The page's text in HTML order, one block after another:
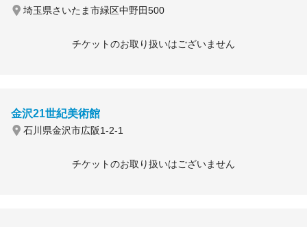
埼玉県さいたま市緑区中野田500
チケットのお取り扱いはございません
金沢21世紀美術館
石川県金沢市広阪1-2-1
チケットのお取り扱いはございません